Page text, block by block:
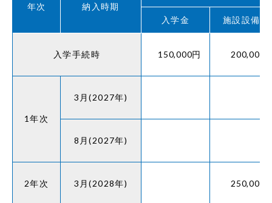
年次 納入時期
入学金 施設設備費
入学手続時 150,000円 200,000
1年次
3月(2027年)
8月(2027年)
2年次 3月(2028年) 250,000